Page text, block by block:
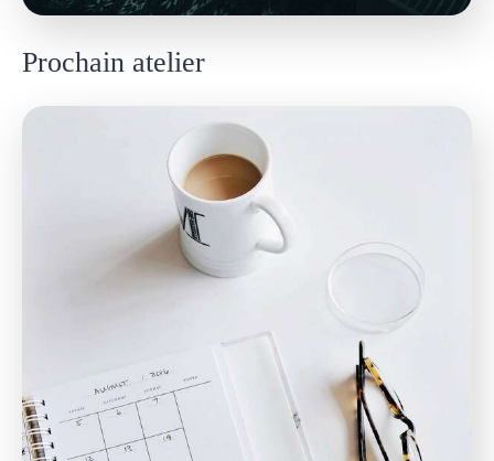
Prochain atelier